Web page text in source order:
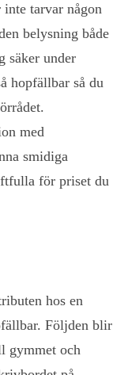
tarvar någon
belysning både
säker under
hopfällbar så du
med
smidiga
för priset du
hos en
Följden blir
gymmet och